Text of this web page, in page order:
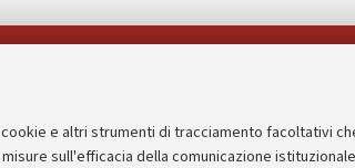
e altri strumenti di tracciamento facoltativi
sull'efficacia della comunicazione
Bandi, gare e concorsi